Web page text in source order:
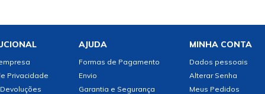
Privacidade
AJUDA
Formas de Pagamento
Envio
Garantia e Segurança
MINHA CONTA
Dados pessoais
Alterar Senha
Meus Pedidos